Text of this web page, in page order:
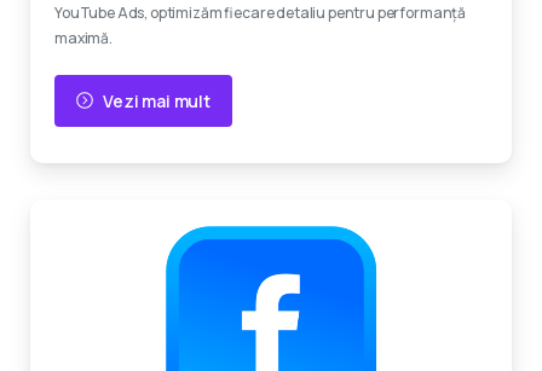
YouTube Ads, optimizăm fiecare detaliu pentru performanță
maximă.
Vezi mai mult